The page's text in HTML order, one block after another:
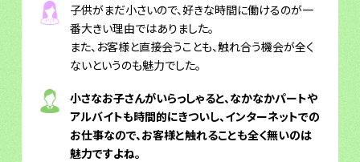
子供がまだ小さいので、好きな時間に働けるのが一
番大きい理由ではありました。
また、お客様と直接会うことも、触れ合う機会が全く
ないというのも魅力でした。
小さなお子さんがいらっしゃると、なかなかパートや
アルバイトも時間的にきついし、インターネットでの
お仕事なので、お客様と触れることも全く無いのは
魅力ですよね。